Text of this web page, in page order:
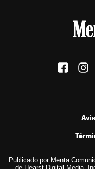
Publicado por Menta